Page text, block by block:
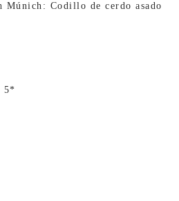
Múnich: Codillo de cerdo asado
5*